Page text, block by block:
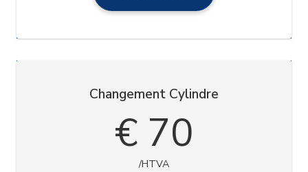
Changement Cylindre
€ 70
/HTVA